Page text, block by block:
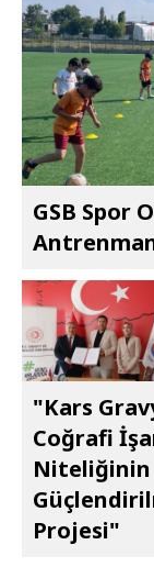
GSB Spor
"Kars
Coğrafi
Niteliğinin
Projesi"